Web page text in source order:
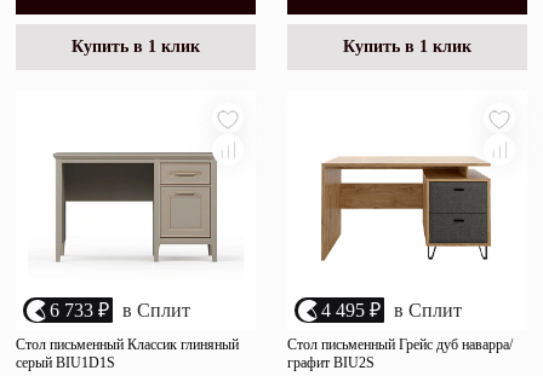
Купить в 1 клик Купить в 1 клик
6 733 ₽ в Сплит
Стол письменный Классик глиняный
серый BIU1D1S
4 495 ₽ в Сплит
Стол письменный Грейс дуб наварра/
графит BIU2S